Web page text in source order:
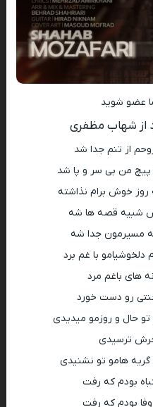
عضو شوید
از شهاب مظفری
از تنم جدا شد
پیچ من بی سر و پا شد
خوش برام نذاشته
شبیه قصه ها شه
مسیرمون جدا شه
دلخوشیامو با غم برد
های باغم مرد
رو دست خورد
حال و روزمو میدیدی
ترسیدی
هامو تو نشنیدی
بودم که رفت
بودم که رفت